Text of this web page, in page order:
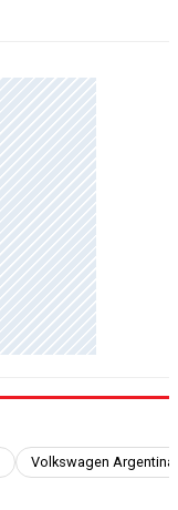
Volkswagen Argentina